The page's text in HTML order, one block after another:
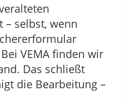
– selbst, wenn
VEMA finden wir
Das schließt
die Bearbeitung –